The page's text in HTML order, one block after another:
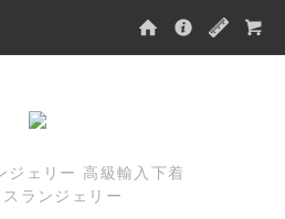
ジェリー 高級輸入下着
ランジェリー